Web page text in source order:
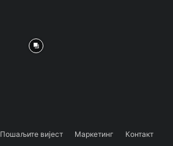
Пошаљите вијест Маркетинг Контакт